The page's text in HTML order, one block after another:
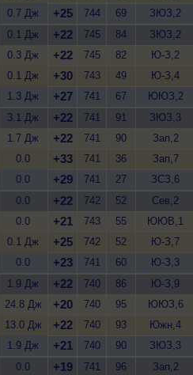
0.7 Дж +25 744 69
ЗЮЗ,2
0.1 Дж +22 745 84
ЗЮЗ,2
0.3 Дж +22 745 82
Ю-З,2
0.1 Дж +30 743 49
Ю-З,4
1.3 Дж +27 741 67
ЮЮЗ,2
3.1 Дж +22 741 91
ЗЮЗ,3
1.7 Дж +22 741 90
Зап,2
0.0 +33 741 36
Зап,7
0.0 +29 741 27
ЗСЗ,6
0.0 +22 742 52
Сев,2
0.0 +21 743 55
ЮЮВ,1
0.1 Дж +25 742 52
Ю-З,7
0.0 +23 741 60
Ю-З,3
1.9 Дж +22 740 86
Ю-З,9
24.8 Дж +20 740 95
ЮЮЗ,6
13.0 Дж +22 740 93
Южн,4
1.9 Дж +21 740 90
ЗЮЗ,3
0.0 +19 741 96
Зап,2